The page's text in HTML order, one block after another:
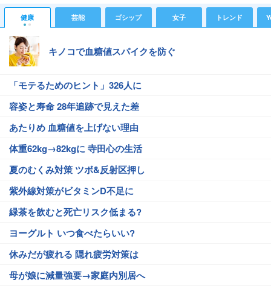
健康 芸能 ゴシップ 女子 トレンド
キノコで血糖値スパイクを防ぐ
「モテるためのヒント」326人に
容姿と寿命 28年追跡で見えた差
あたりめ 血糖値を上げない理由
体重62kg→82kgに 寺田心の生活
夏のむくみ対策 ツボ&反射区押し
紫外線対策がビタミンD不足に
緑茶を飲むと死亡リスク低まる?
ヨーグルト いつ食べたらいい?
休みだが疲れる 隠れ疲労対策は
母が娘に減量強要→家庭内別居へ